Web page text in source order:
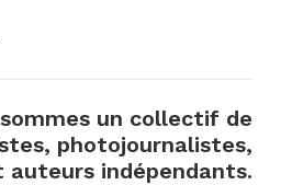
un collectif de
photojournalistes,
indépendants.